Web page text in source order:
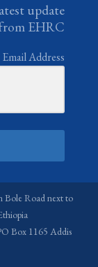
update
EHRC
Email Address
Bole Road next to
Box 1165 Addis